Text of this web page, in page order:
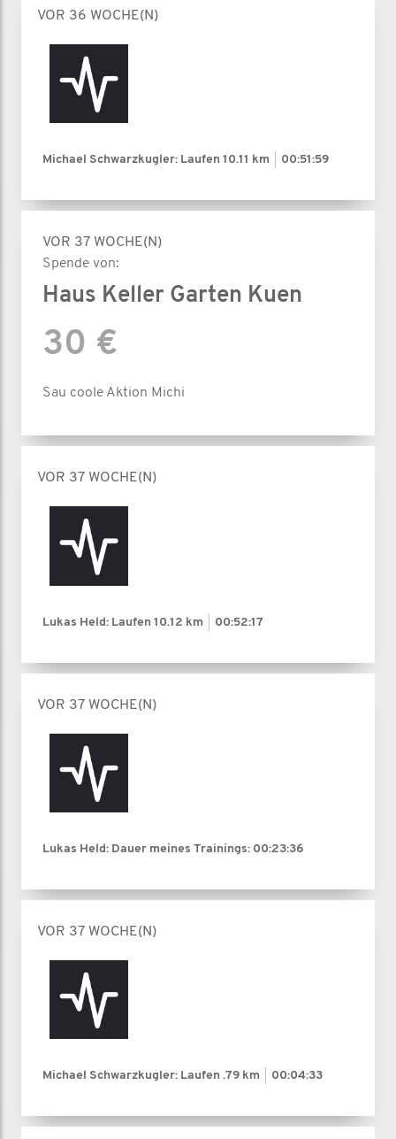
VOR 36 WOCHE(N)
Michael Schwarzkugler: Laufen 10.11 km 00:51:59
VOR 37 WOCHE(N)
Spende von:
Haus Keller Garten Kuen
30 €
Sau coole Aktion Michi
VOR 37 WOCHE(N)
Lukas Held: Laufen 10.12 km 00:52:17
VOR 37 WOCHE(N)
Lukas Held: Dauer meines Trainings: 00:23:36
VOR 37 WOCHE(N)
Michael Schwarzkugler: Laufen .79 km 00:04:33